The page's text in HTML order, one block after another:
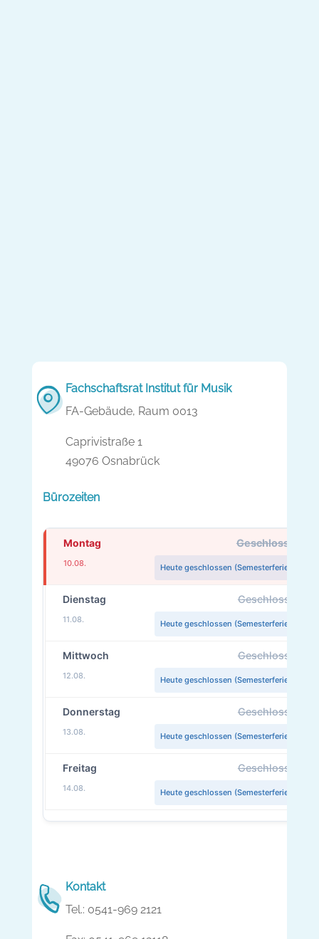
Fachschaftsrat Institut für Musik
FA-Gebäude, Raum 0013
Caprivistraße 1
49076 Osnabrück
Bürozeiten
Montag
10.08.
Geschlossen
Heute geschlossen (Semesterferien)
Dienstag
11.08.
Geschlossen
Heute geschlossen (Semesterferien)
Mittwoch
12.08.
Geschlossen
Heute geschlossen (Semesterferien)
Donnerstag
13.08.
Geschlossen
Heute geschlossen (Semesterferien)
Freitag
14.08.
Geschlossen
Heute geschlossen (Semesterferien)
Kontakt
Tel.: 0541-969 2121